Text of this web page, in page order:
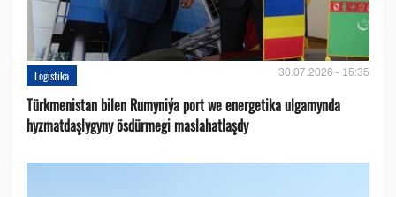
Logistika 30.07.2026 - 15:35
Türkmenistan bilen Rumyniýa port we energetika ulgamynda
hyzmatdaşlygyny ösdürmegi maslahatlaşdy